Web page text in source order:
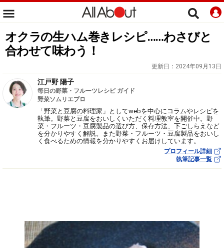
オクラの生ハム巻きレシピ……わさびと
合わせて味わう！
更新日： 2024年09月13日
江戸野 陽子
毎日の野菜・フルーツレシピ ガイド
野菜ソムリエプロ
「野菜と豆腐の料理家」としてwebを中心にコラムやレシピを
執筆。野菜と豆腐をおいしくいただく料理教室を開催中。野
菜・フルーツ・豆腐製品の選び方、保存方法、下ごしらえなど
を分かりやすく解説。また野菜・フルーツ・豆腐製品をおいし
く食べるための情報を分かりやすくお届けしています。
プロフィール詳細
執筆記事一覧